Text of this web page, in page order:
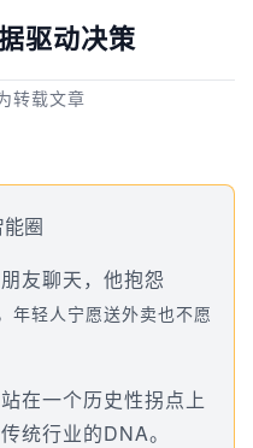
驱动决策
转载文章
圈
友聊天，他抱怨
年轻人宁愿送外卖也不愿
在一个历史性拐点上
行业的DNA。